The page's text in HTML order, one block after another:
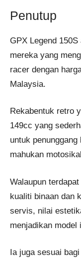
Penutup
GPX Legend
mereka yang
racer dengan
Malaysia.
Rekabentuk retro
149cc yang
untuk
mahukan
Walaupun
kualiti binaan dan
servis, nilai
menjadikan
Ia juga sesuai